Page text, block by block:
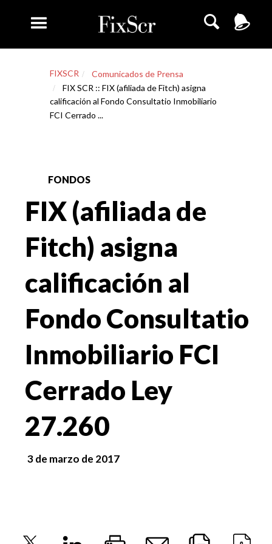
FIXSCR
Comunicados de Prensa
FIX SCR :: FIX (afiliada de Fitch) asigna
calificación al Fondo Consultatio Inmobiliario
FCI Cerrado ...
FONDOS
FIX (afiliada de
Fitch) asigna
calificación al
Fondo Consultatio
Inmobiliario FCI
Cerrado Ley
27.260
3 de marzo de 2017